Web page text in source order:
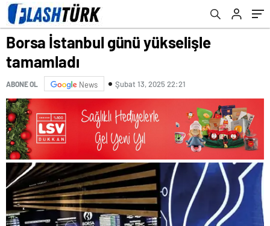
Borsa İstanbul günü yükselişle
tamamladı
ABONE OL News Şubat 13, 2025 22:21